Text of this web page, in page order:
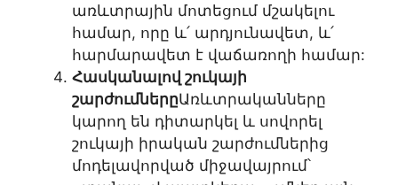
առևտրային մոտեցում մշակելու
համար, որը և՛ արդյունավետ, և՛
հարմարավետ է վաճառողի համար:
Հասկանալով շուկայի
շարժումներըԱռևտրականները
կարող են դիտարկել և սովորել
շուկայի իրական շարժումներից
մոդելավորված միջավայրում՝